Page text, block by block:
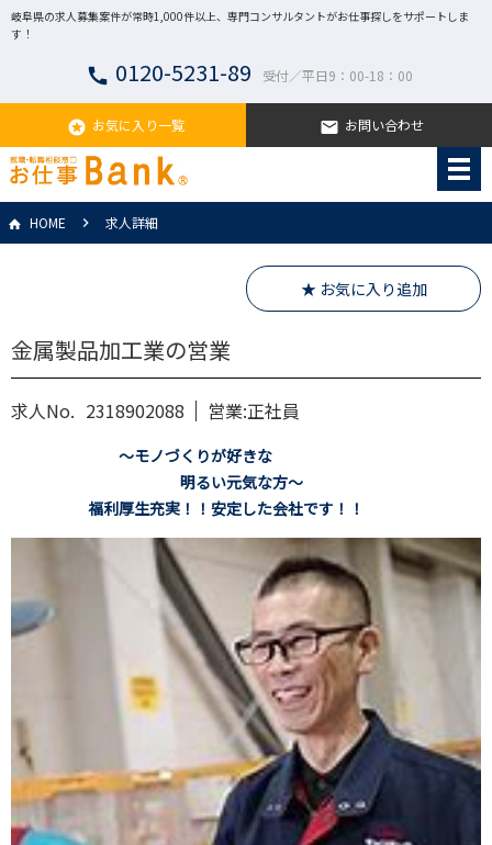
岐阜県の求人募集案件が常時1,000件以上、専門コンサルタントがお仕事探しをサポートしま
す！
call 0120-5231-89 受付／平日9：00-18：00
stars お気に入り一覧 email お問い合わせ
HOME 求人詳細
★ お気に入り追加
金属製品加工業の営業
求人No. 2318902088 営業:正社員
～モノづくりが好きな
明るい元気な方～
福利厚生充実！！安定した会社です！！